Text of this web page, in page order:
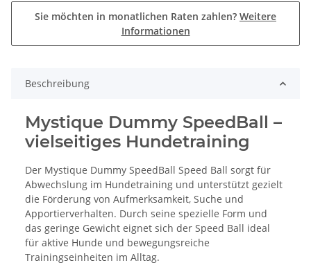
Sie möchten in monatlichen Raten zahlen? Weitere
Informationen
Beschreibung
Mystique Dummy SpeedBall –
vielseitiges Hundetraining
Der Mystique Dummy SpeedBall Speed Ball sorgt für
Abwechslung im Hundetraining und unterstützt gezielt
die Förderung von Aufmerksamkeit, Suche und
Apportierverhalten. Durch seine spezielle Form und
das geringe Gewicht eignet sich der Speed Ball ideal
für aktive Hunde und bewegungsreiche
Trainingseinheiten im Alltag.